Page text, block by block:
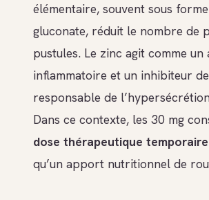
élémentaire, souvent sous
gluconate, réduit le nombre de
pustules. Le zinc agit comme un
inflammatoire et un inhibiteur
responsable de
Dans ce contexte, les 30 mg
dose thérapeutique temporaire
qu’un apport nutritionnel de